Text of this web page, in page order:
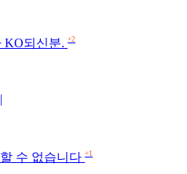
KO되신분. +2
|
수 없습니다 +1